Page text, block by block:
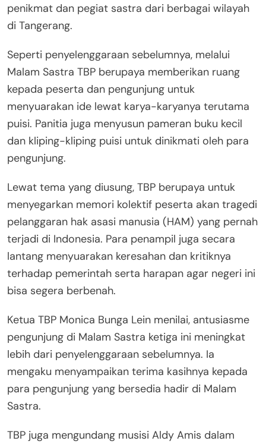
penikmat dan pegiat sastra dari berbagai wilayah
di Tangerang.
Seperti penyelenggaraan sebelumnya, melalui
Malam Sastra TBP berupaya memberikan ruang
kepada peserta dan pengunjung untuk
menyuarakan ide lewat karya-karyanya terutama
puisi. Panitia juga menyusun pameran buku kecil
dan kliping-kliping puisi untuk dinikmati oleh para
pengunjung.
Lewat tema yang diusung, TBP berupaya untuk
menyegarkan memori kolektif peserta akan tragedi
pelanggaran hak asasi manusia (HAM) yang pernah
terjadi di Indonesia. Para penampil juga secara
lantang menyuarakan keresahan dan kritiknya
terhadap pemerintah serta harapan agar negeri ini
bisa segera berbenah.
Ketua TBP Monica Bunga Lein menilai, antusiasme
pengunjung di Malam Sastra ketiga ini meningkat
lebih dari penyelenggaraan sebelumnya. Ia
mengaku menyampaikan terima kasihnya kepada
para pengunjung yang bersedia hadir di Malam
Sastra.
TBP juga mengundang musisi Aldy Amis dalam